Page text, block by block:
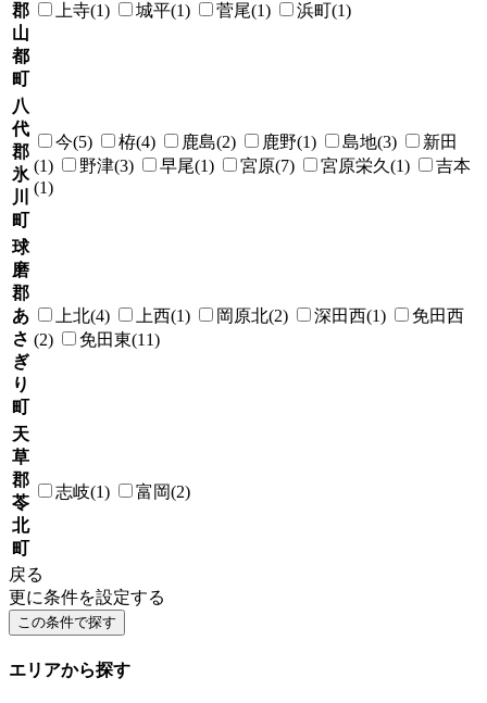
郡
山
都
町
上寺(1) 城平(1) 菅尾(1) 浜町(1)
八
代
郡
氷
川
町
今(5) 栫(4) 鹿島(2) 鹿野(1) 島地(3)
新田
(1)
野津(3) 早尾(1) 宮原(7) 宮原栄久(1)
吉本
(1)
球
磨
郡
あ
さ
ぎ
り
町
上北(4) 上西(1) 岡原北(2) 深田西(1)
免田西
(2)
免田東(11)
天
草
郡
苓
北
町
志岐(1) 富岡(2)
戻る
更に条件を設定する
エリアから探す